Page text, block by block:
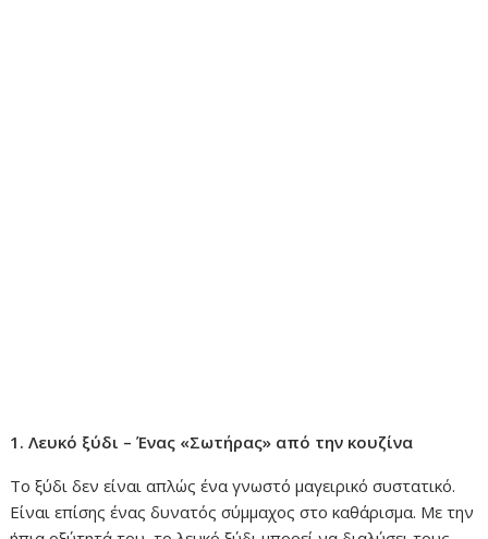
1. Λευκό ξύδι – Ένας «Σωτήρας» από την κουζίνα
Το ξύδι δεν είναι απλώς ένα γνωστό μαγειρικό συστατικό.
Είναι επίσης ένας δυνατός σύμμαχος στο καθάρισμα. Με την